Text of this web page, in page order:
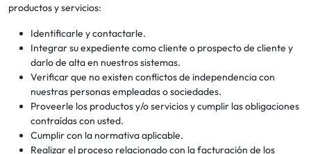
productos y servicios:
Identificarle y contactarle.
Integrar su expediente como cliente o prospecto de cliente y
darlo de alta en nuestros sistemas.
Verificar que no existen conflictos de independencia con
nuestras personas empleadas o sociedades.
Proveerle los productos y/o servicios y cumplir las obligaciones
contraídas con usted.
Cumplir con la normativa aplicable.
Realizar el proceso relacionado con la facturación de los